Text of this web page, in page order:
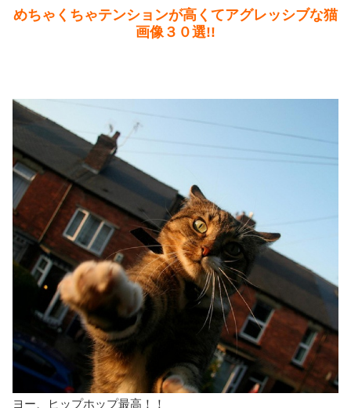
めちゃくちゃテンションが高くてアグレッシブな猫
画像３０選!!
ヨー、ヒップホップ最高！！